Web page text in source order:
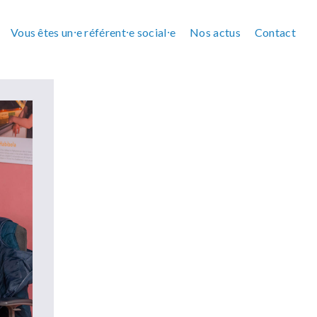
Vous êtes un⸱e référent⸱e social⸱e Nos actus Contact